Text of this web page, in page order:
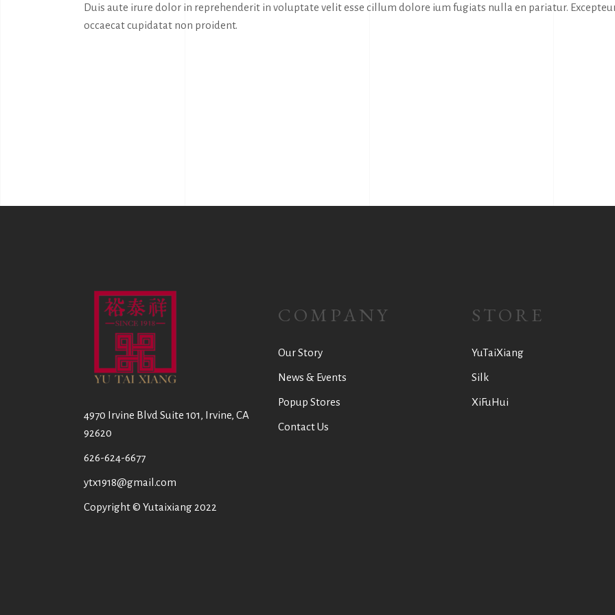
Duis aute irure dolor in reprehenderit in voluptate velit esse cillum dolore ium fugiats nulla en pariatur.
occaecat cupidatat non proident.
4970 Irvine Blvd Suite 101, Irvine, CA
92620
626-624-6677
ytx1918@gmail.com
Copyright © Yutaixiang 2022
COMPANY
Our Story
News & Events
Popup Stores
Contact Us
STORE
YuTaiXiang
Silk
XiFuHui